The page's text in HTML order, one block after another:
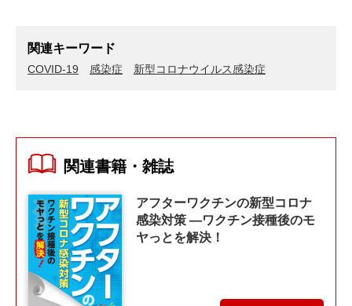
関連キーワード
COVID-19 感染症 新型コロナウイルス感染症
関連書籍・雑誌
アフターワクチンの新型コロナ
感染対策 ―ワクチン接種後のモ
ヤっとを解決！